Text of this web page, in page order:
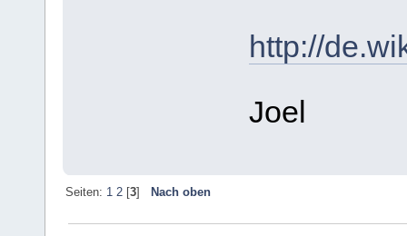
http://
Joel
Seiten: 1 2[3] Nach oben